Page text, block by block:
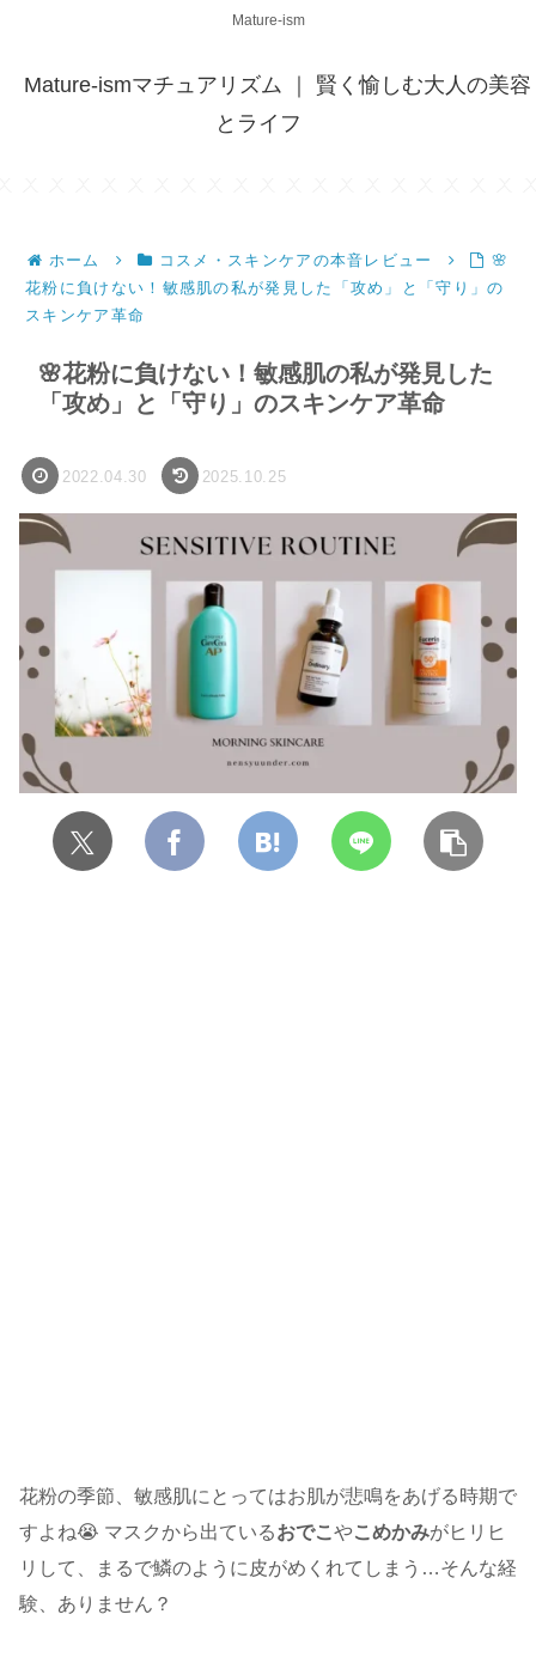
Mature-ism
Mature-ismマチュアリズム ｜ 賢く愉しむ大人の美容
とライフ
ホーム コスメ・スキンケアの本音レビュー
🌸
花粉に負けない！敏感肌の私が発見した「攻め」と「守り」の
スキンケア革命
🌸花粉に負けない！敏感肌の私が発見した
「攻め」と「守り」のスキンケア革命
2022.04.30 2025.10.25
花粉の季節、敏感肌にとってはお肌が悲鳴をあげる時期で
すよね😭 マスクから出ているおでこ やこめかみがヒリヒ
リして、まるで鱗のように皮がめくれてしまう…そんな経
験、ありません？